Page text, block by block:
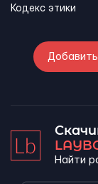
Кодекс этики
Найти